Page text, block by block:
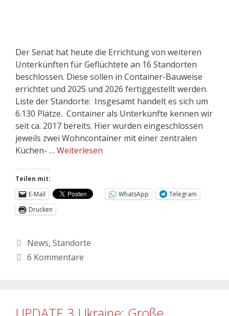
Der Senat hat heute die Errichtung von weiteren
Unterkünften für Geflüchtete an 16 Standorten
beschlossen. Diese sollen in Container-Bauweise
errichtet und 2025 und 2026 fertiggestellt werden.
Liste der Standorte: Insgesamt handelt es sich um
6.130 Plätze. Container als Unterkünfte kennen wir
seit ca. 2017 bereits. Hier wurden eingeschlossen
jeweils zwei Wohncontainer mit einer zentralen
Küchen- … Weiterlesen
Teilen mit:
E-Mail
WhatsApp
Telegram
Drucken
News, Standorte
6 Kommentare